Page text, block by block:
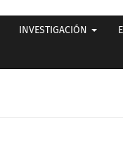
INVESTIGACIÓN